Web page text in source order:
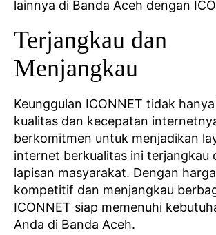
lainnya di Banda Aceh dengan
Terjangkau dan
Menjangkau
Keunggulan ICONNET tidak
kualitas dan kecepatan
berkomitmen untuk menjadikan
internet berkualitas ini terjangkau
lapisan masyarakat. Dengan
kompetitif dan menjangkau
ICONNET siap memenuhi
Anda di Banda Aceh.